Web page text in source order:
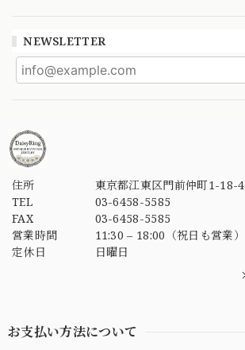
NEWSLETTER
住所
東京都江東区門前仲町1-18-4
TEL
03-6458-5585
FAX
03-6458-5585
営業時間
11:30 – 18:00（祝日も営業）
定休日
日曜日
お支払い方法について